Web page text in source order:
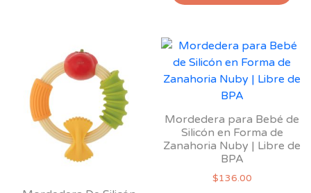
en
Mordedera para Bebé de
Silicón en Forma de
Zanahoria Nuby | Libre de
BPA
$136.00